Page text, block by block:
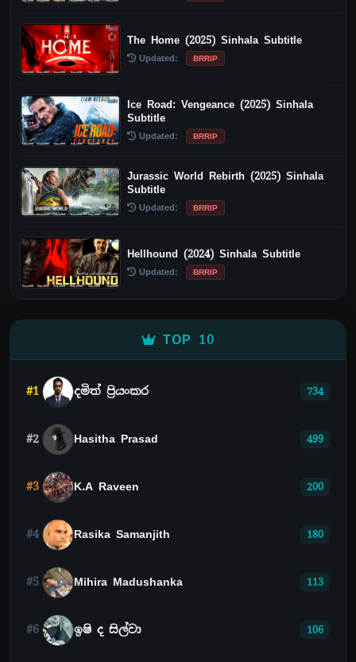
The Home (2025) Sinhala Subtitle
Updated: BRRIP
Ice Road: Vengeance (2025) Sinhala
Subtitle
Updated: BRRIP
Jurassic World Rebirth (2025) Sinhala
Subtitle
Updated: BRRIP
Hellhound (2024) Sinhala Subtitle
Updated: BRRIP
TOP 10
#1 දමිත් ප්‍රියංකර 734
#2 Hasitha Prasad 499
#3 K.A Raveen 200
#4 Rasika Samanjith 180
#5 Mihira Madushanka 113
#6 ඉෂි ද සිල්වා 106